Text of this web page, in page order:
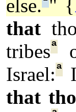
else. " {
that
tribesª
Israel:ª
that